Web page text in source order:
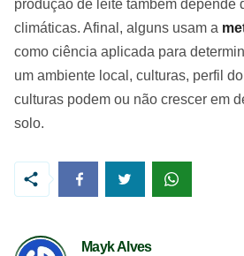
produção de leite também depende
climáticas. Afinal, alguns usam a
como ciência aplicada para
um ambiente local, culturas, perfil
culturas podem ou não crescer em
solo.
Mayk Alves